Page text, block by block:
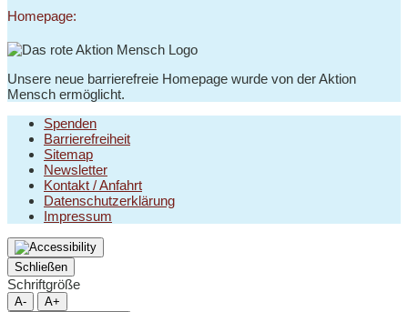
Homepage:
Unsere neue barrierefreie Homepage wurde von der Aktion
Mensch ermöglicht.
Spenden
Barrierefreiheit
Sitemap
Newsletter
Kontakt / Anfahrt
Datenschutzerklärung
Impressum
Schließen
Schriftgröße
A-
A+